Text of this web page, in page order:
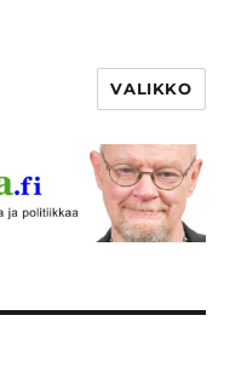
VALIKKO